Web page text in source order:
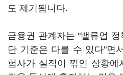
도 제기됩니다.
금융권 관계자는 "밸류업
단 기준은 다를 수 있다"면
험사가 실적이 꺾인 상황